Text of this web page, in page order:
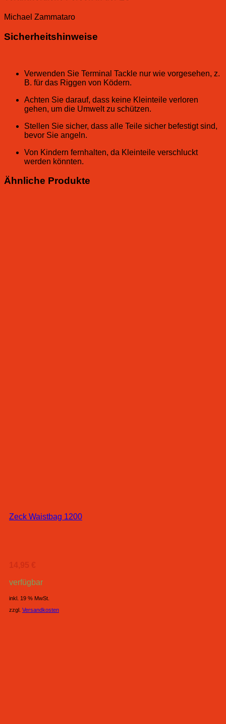
Michael Zammataro
Sicherheitshinweise
Verwenden Sie Terminal Tackle nur wie vorgesehen, z.
B. für das Riggen von Ködern.
Achten Sie darauf, dass keine Kleinteile verloren
gehen, um die Umwelt zu schützen.
Stellen Sie sicher, dass alle Teile sicher befestigt sind,
bevor Sie angeln.
Von Kindern fernhalten, da Kleinteile verschluckt
werden könnten.
Ähnliche Produkte
Zeck Waistbag 1200
14,95 €
verfügbar
inkl. 19 % MwSt.
zzgl. Versandkosten